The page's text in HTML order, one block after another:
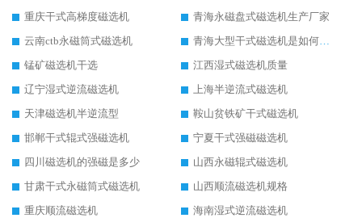
重庆干式高梯度磁选机
青海永磁盘式磁选机生产厂家
云南ctb永磁筒式磁选机
青海大型干式磁选机是如何选矿的
锰矿磁选机干选
江西湿式磁选机质量
辽宁湿式逆流磁选机
上海半逆流式磁选机
天津磁选机半逆流型
鞍山贫铁矿干式磁选机
邯郸干式辊式强磁选机
宁夏干式强磁磁选机
四川磁选机的强磁是多少
山西永磁辊式磁选机
甘肃干式永磁筒式磁选机
山西顺流磁选机规格
重庆顺流磁选机
海南湿式逆流磁选机